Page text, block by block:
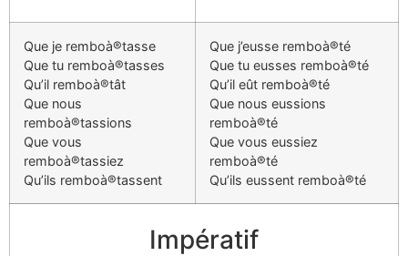
Que je remboà®tasse
Que tu remboà®tasses
Qu’il remboà®tât
Que nous
remboà®tassions
Que vous
remboà®tassiez
Qu’ils remboà®tassent
Que j’eusse remboà®té
Que tu eusses remboà®té
Qu’il eût remboà®té
Que nous eussions
remboà®té
Que vous eussiez
remboà®té
Qu’ils eussent remboà®té
Impératif